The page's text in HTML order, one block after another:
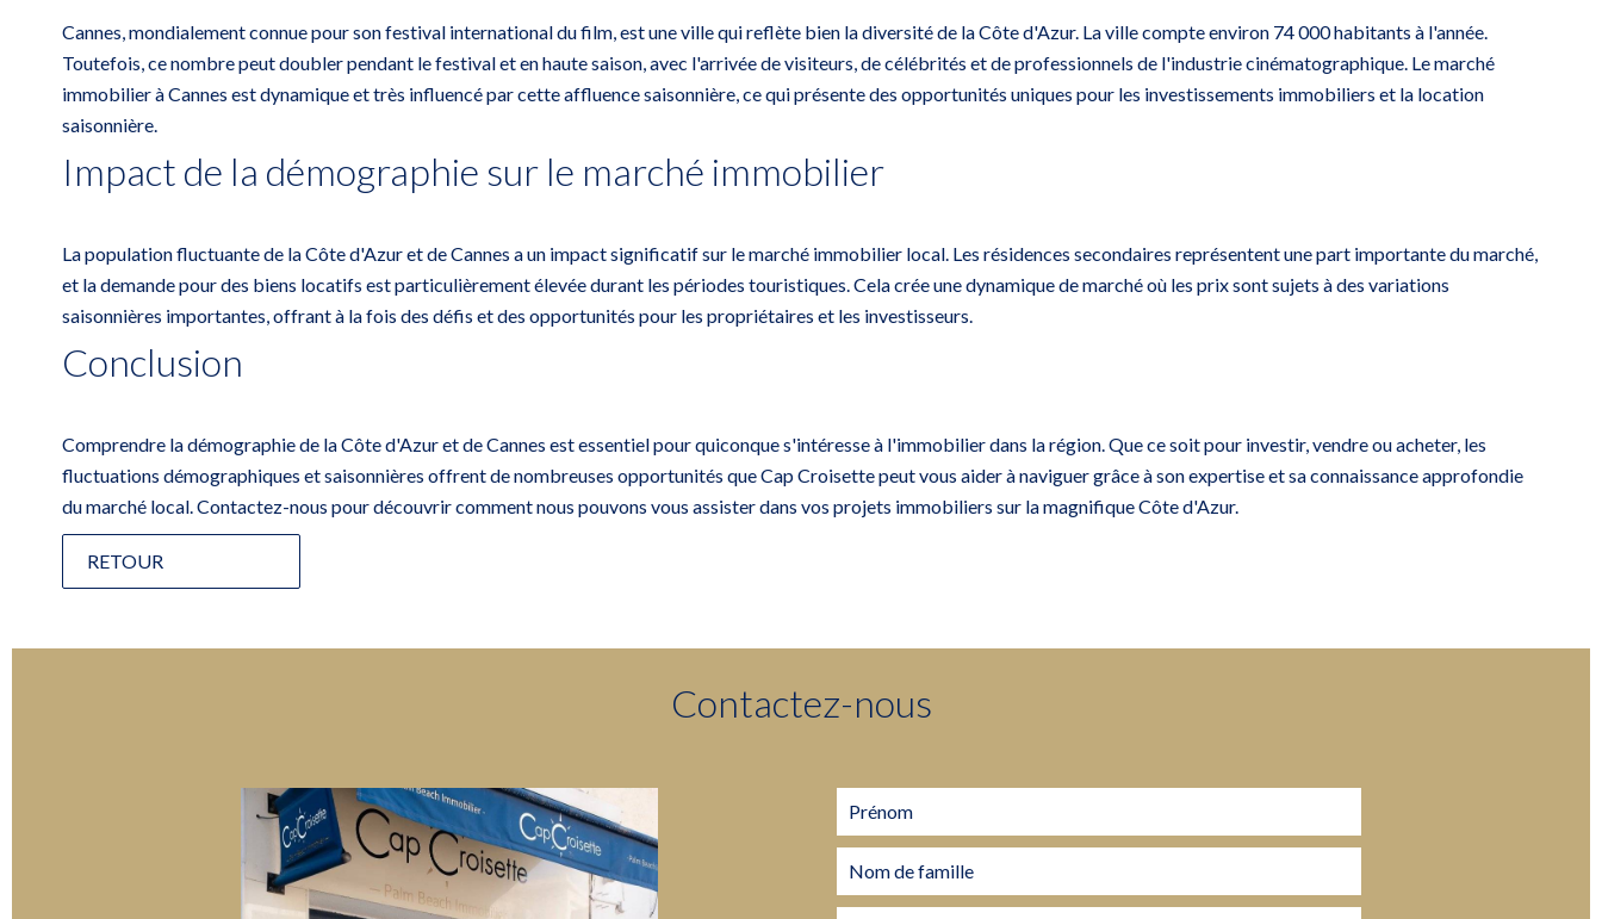
Cannes, mondialement connue pour son festival international du film, est une ville qui reflète bien la diversité de la Côte d'Azur. La ville compte environ 74 000 habitants à l'année.
Toutefois, ce nombre peut doubler pendant le festival et en haute saison, avec l'arrivée de visiteurs, de célébrités et de professionnels de l'industrie cinématographique. Le marché
immobilier à Cannes est dynamique et très influencé par cette affluence saisonnière, ce qui présente des opportunités uniques pour les investissements immobiliers et la location
saisonnière.
Impact de la démographie sur le marché immobilier
La population fluctuante de la Côte d'Azur et de Cannes a un impact significatif sur le marché immobilier local. Les résidences secondaires représentent une part importante du marché,
et la demande pour des biens locatifs est particulièrement élevée durant les périodes touristiques. Cela crée une dynamique de marché où les prix sont sujets à des variations
saisonnières importantes, offrant à la fois des défis et des opportunités pour les propriétaires et les investisseurs.
Conclusion
Comprendre la démographie de la Côte d'Azur et de Cannes est essentiel pour quiconque s'intéresse à l'immobilier dans la région. Que ce soit pour investir, vendre ou acheter, les
fluctuations démographiques et saisonnières offrent de nombreuses opportunités que Cap Croisette peut vous aider à naviguer grâce à son expertise et sa connaissance approfondie
du marché local. Contactez-nous pour découvrir comment nous pouvons vous assister dans vos projets immobiliers sur la magnifique Côte d'Azur.
RETOUR
Contactez-nous